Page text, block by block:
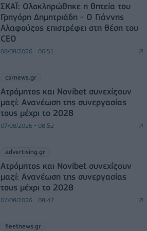
ΣΚΑΪ: Ολοκληρώθηκε η θητεία του
Γρηγόρη Δημητριάδη - Ο Γιάννης
Αλαφούζος επιστρέφει στη θέση του
CEO
08/08/2026 - 06:51
csrnews.gr
Ατρόμητος και Novibet συνεχίζουν
μαζί: Ανανέωση της συνεργασίας
τους μέχρι το 2028
07/08/2026 - 08:52
advertising.gr
Ατρόμητος και Novibet συνεχίζουν
μαζί: Ανανέωση της συνεργασίας
τους μέχρι το 2028
07/08/2026 - 08:47
fleetnews.gr